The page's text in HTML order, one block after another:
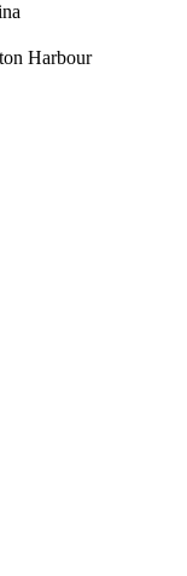
Harbour